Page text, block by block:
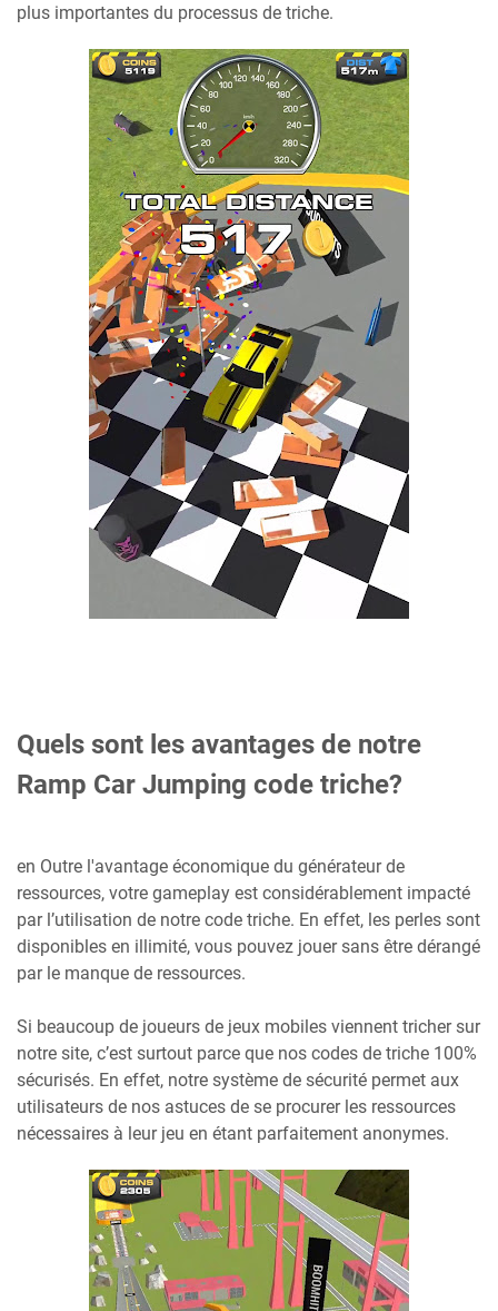
plus importantes du processus de triche.
Quels sont les avantages de notre
Ramp Car Jumping code triche?
en Outre l'avantage économique du générateur de
ressources, votre gameplay est considérablement impacté
par l’utilisation de notre code triche. En effet, les perles sont
disponibles en illimité, vous pouvez jouer sans être dérangé
par le manque de ressources.
Si beaucoup de joueurs de jeux mobiles viennent tricher sur
notre site, c’est surtout parce que nos codes de triche 100%
sécurisés. En effet, notre système de sécurité permet aux
utilisateurs de nos astuces de se procurer les ressources
nécessaires à leur jeu en étant parfaitement anonymes.